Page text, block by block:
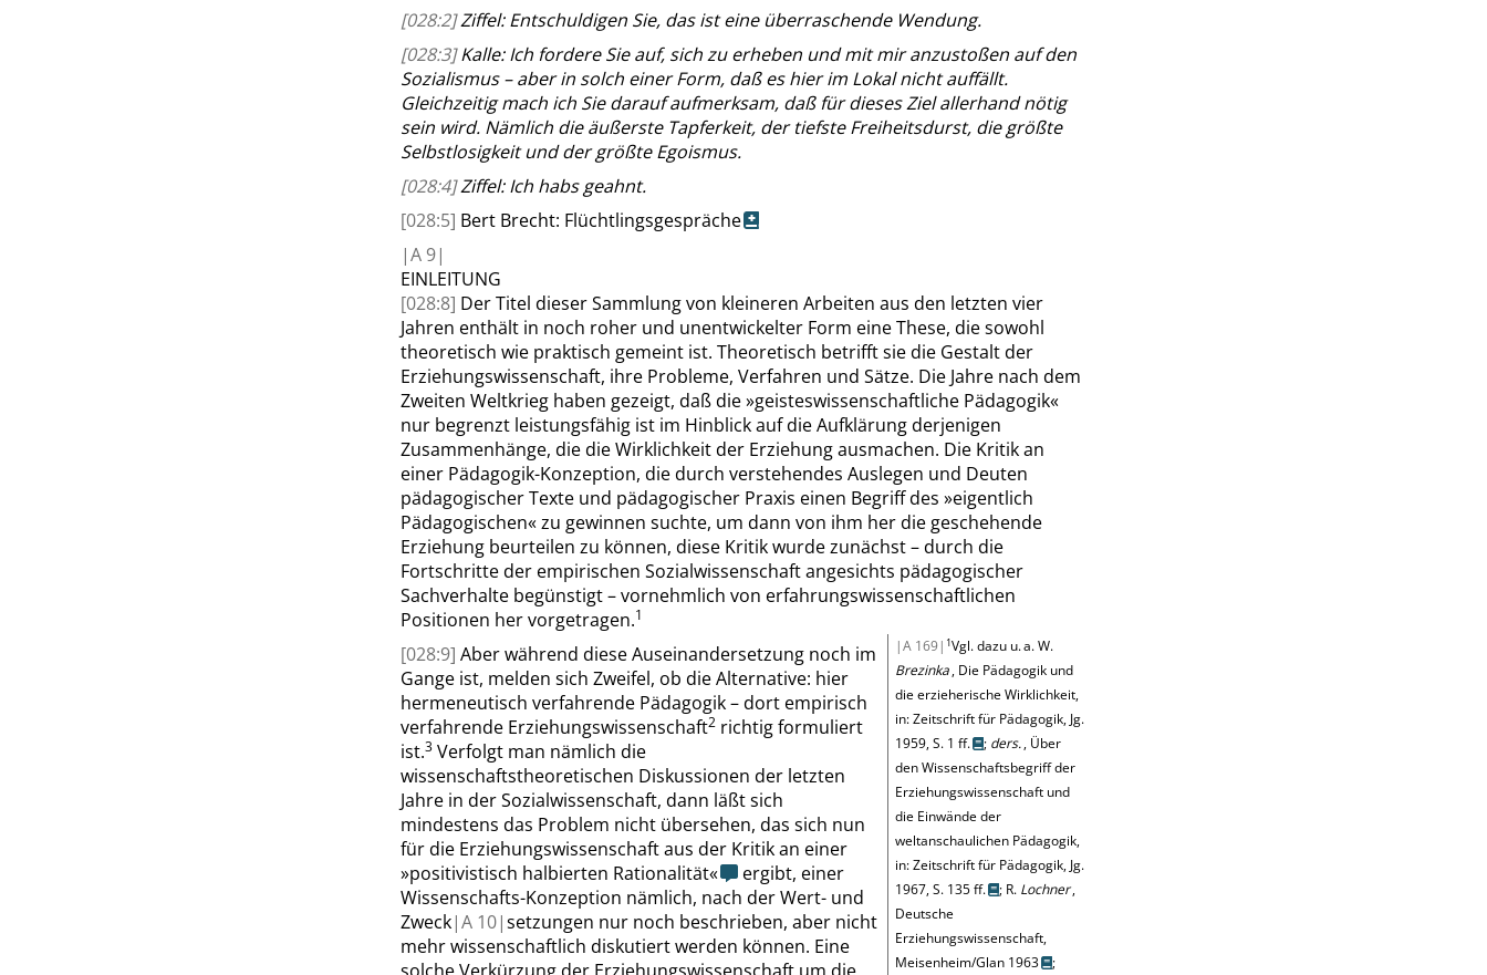
[028:2]Ziffel: Entschuldigen Sie, das ist eine überraschende Wendung.
[028:3]Kalle: Ich fordere Sie auf, sich zu erheben und mit mir anzustoßen auf den
Sozialismus – aber in solch einer Form, daß es hier im Lokal nicht auffällt.
Gleichzeitig mach ich Sie darauf aufmerksam, daß für dieses Ziel allerhand nötig
sein wird. Nämlich die äußerste Tapferkeit, der tiefste Freiheitsdurst, die größte
Selbstlosigkeit und der größte Egoismus.
[028:4]Ziffel: Ich habs geahnt.
[028:5] Bert Brecht: Flüchtlingsgespräche
|A 9|
EINLEITUNG
[028:8] Der Titel dieser Sammlung von kleineren Arbeiten aus den letzten vier
Jahren enthält in noch roher und unentwickelter Form eine These, die sowohl
theoretisch wie praktisch gemeint ist. Theoretisch betrifft sie die Gestalt der
Erziehungswissenschaft, ihre Probleme, Verfahren und Sätze. Die Jahre nach dem
Zweiten Weltkrieg haben gezeigt, daß die»geisteswissenschaftliche Pädagogik«
nur begrenzt leistungsfähig ist im Hinblick auf die Aufklärung derjenigen
Zusammenhänge, die die Wirklichkeit der Erziehung ausmachen. Die Kritik an
einer Pädagogik-Konzeption, die durch verstehendes Auslegen und Deuten
pädagogischer Texte und pädagogischer Praxis einen Begriff des »eigentlich
Pädagogischen«zu gewinnen suchte, um dann von ihm her die geschehende
Erziehung beurteilen zu können, diese Kritik wurde zunächst– durch die
Fortschritte der empirischen Sozialwissenschaft angesichts pädagogischer
Sachverhalte begünstigt –vornehmlich von erfahrungswissenschaftlichen
Positionen her vorgetragen.1
|A 169| 1Vgl. dazu u. a.W.
Brezinka, Die Pädagogik und
die erzieherische Wirklichkeit,
in: Zeitschrift für Pädagogik, Jg.
1959, S. 1 ff.
; ders., Über
den Wissenschaftsbegriff der
Erziehungswissenschaft und
die Einwände der
weltanschaulichen Pädagogik,
in: Zeitschrift für Pädagogik, Jg.
1967, S. 135 ff.
; R. Lochner,
Deutsche
Erziehungswissenschaft,
Meisenheim/Glan 1963
;
[028:9] Aber während diese Auseinandersetzung noch im
Gange ist, melden sich Zweifel, ob die Alternative: hier
hermeneutisch verfahrende Pädagogik – dort empirisch
verfahrende Erziehungswissenschaft2 richtig formuliert
ist.3 Verfolgt man nämlich die
wissenschaftstheoretischen Diskussionen der letzten
Jahre in der Sozialwissenschaft, dann läßt sich
mindestens das Problem nicht übersehen, das sich nun
für die Erziehungswissenschaft aus der Kritik an einer
»positivistisch halbierten Rationalität«
ergibt, einer
Wissenschafts-Konzeption nämlich, nach der Wert- und
Zweck|A 10|setzungen nur noch beschrieben, aber nicht
mehr wissenschaftlich diskutiert werden können. Eine